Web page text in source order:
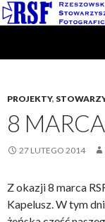
PROJEKTY,
8
27 LUTEGO 2014
Z okazji 8 marca
Kapelusz. W tym